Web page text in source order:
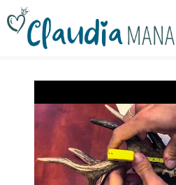
Saltar
al
contenido